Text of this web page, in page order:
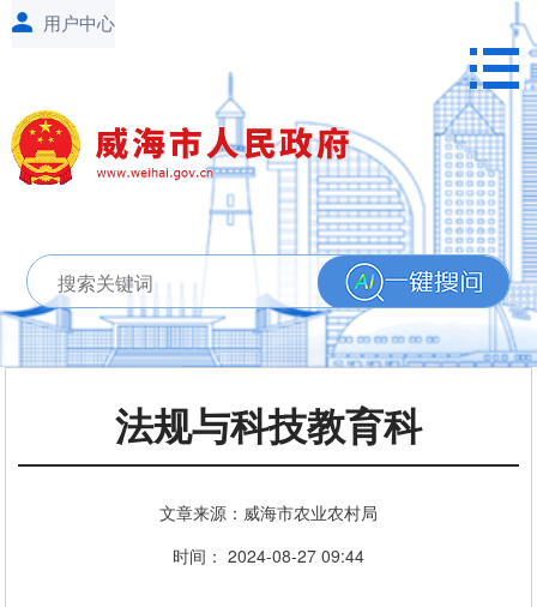
法规与科技教育科
文章来源：威海市农业农村局
时间： 2024-08-27 09:44